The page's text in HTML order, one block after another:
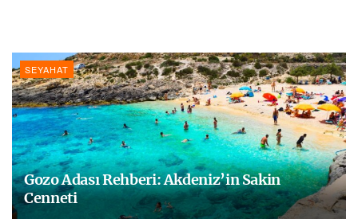
SEYAHAT
Gozo Adası Rehberi: Akdeniz’in Sakin
Cenneti